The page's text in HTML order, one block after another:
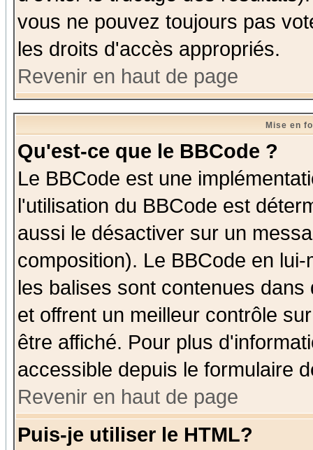
vous ne pouvez toujours pas
les droits d'accès appropriés.
Revenir en haut de page
Mise en
Qu'est-ce que le BBCode ?
Le BBCode est une
l'utilisation du BBCode est
aussi le désactiver sur un
composition). Le BBCode en
les balises sont contenues
et offrent un meilleur contrôle
être affiché. Pour plus
accessible depuis le formulaire
Revenir en haut de page
Puis-je utiliser le HTML?